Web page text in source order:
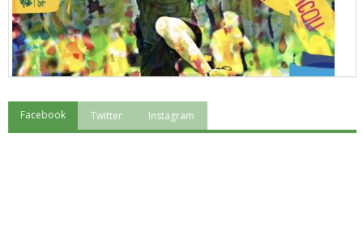
"Superare gli ostacoli": la relazione di Tiziano Pesce al CN Uisp
Facebook Twitter Instagram